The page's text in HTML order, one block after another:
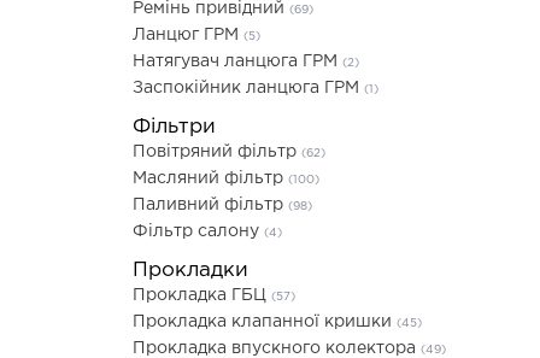
Ремінь привідний (69)
Ланцюг ГРМ (5)
Натягувач ланцюга ГРМ (2)
Заспокійник ланцюга ГРМ (1)
Фільтри
Повітряний фільтр (62)
Масляний фільтр (100)
Паливний фільтр (98)
Фільтр салону (4)
Прокладки
Прокладка ГБЦ (57)
Прокладка клапанної кришки (45)
Прокладка впускного колектора (49)